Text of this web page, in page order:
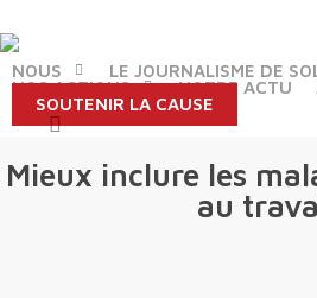
to
main
content
NOUS
LE JOURNALISME DE
NOS ACTIONS
NOTRE ACTU
SOUTENIR LA CAUSE
search
Mieux inclure les
au